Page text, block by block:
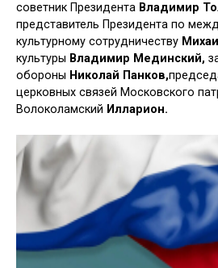
советник Президента Владимир
представитель Президента по
культурному сотрудничеству
культуры Владимир Мединский,
обороны Николай Панков,
церковных связей Московского
Волоколамский Илларион.